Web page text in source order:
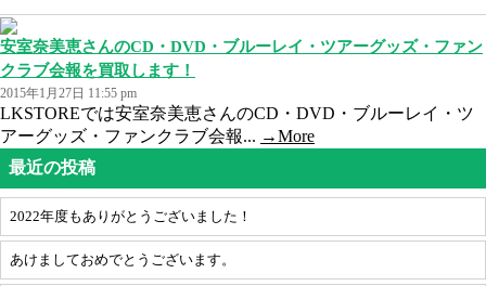
安室奈美恵さんのCD・DVD・ブルーレイ・ツアーグッズ・ファン
クラブ会報を買取します！
2015年1月27日 11:55 pm
LKSTOREでは安室奈美恵さんのCD・DVD・ブルーレイ・ツ
アーグッズ・ファンクラブ会報... →More
最近の投稿
2022年度もありがとうございました！
あけましておめでとうございます。